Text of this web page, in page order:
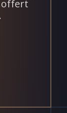
offert